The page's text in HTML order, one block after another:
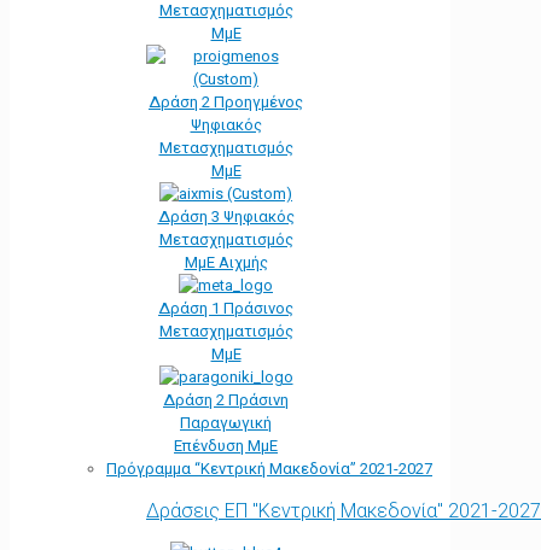
Μετασχηματισμός
ΜμΕ
Δράση 2 Προηγμένος
Ψηφιακός
Μετασχηματισμός
ΜμΕ
Δράση 3 Ψηφιακός
Μετασχηματισμός
ΜμΕ Αιχμής
Δράση 1 Πράσινος
Μετασχηματισμός
ΜμΕ
Δράση 2 Πράσινη
Παραγωγική
Επένδυση ΜμΕ
Πρόγραμμα “Κεντρική Μακεδονία” 2021-2027
Δράσεις ΕΠ "Κεντρική Μακεδονία" 2021-2027